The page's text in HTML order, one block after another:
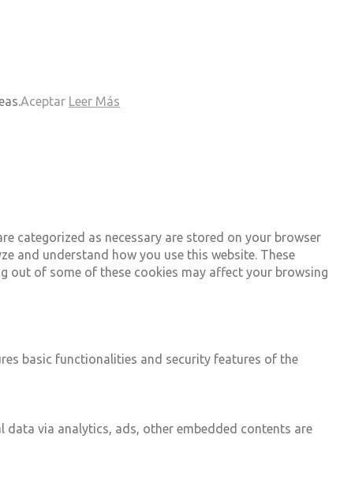
Aceptar Leer Más
categorized as necessary are stored on your browser
and understand how you use this website. These
out of some of these cookies may affect your browsing
basic functionalities and security features of the
via analytics, ads, other embedded contents are